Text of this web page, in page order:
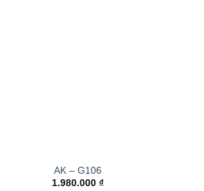
AK – G106
1.980.000 ₫